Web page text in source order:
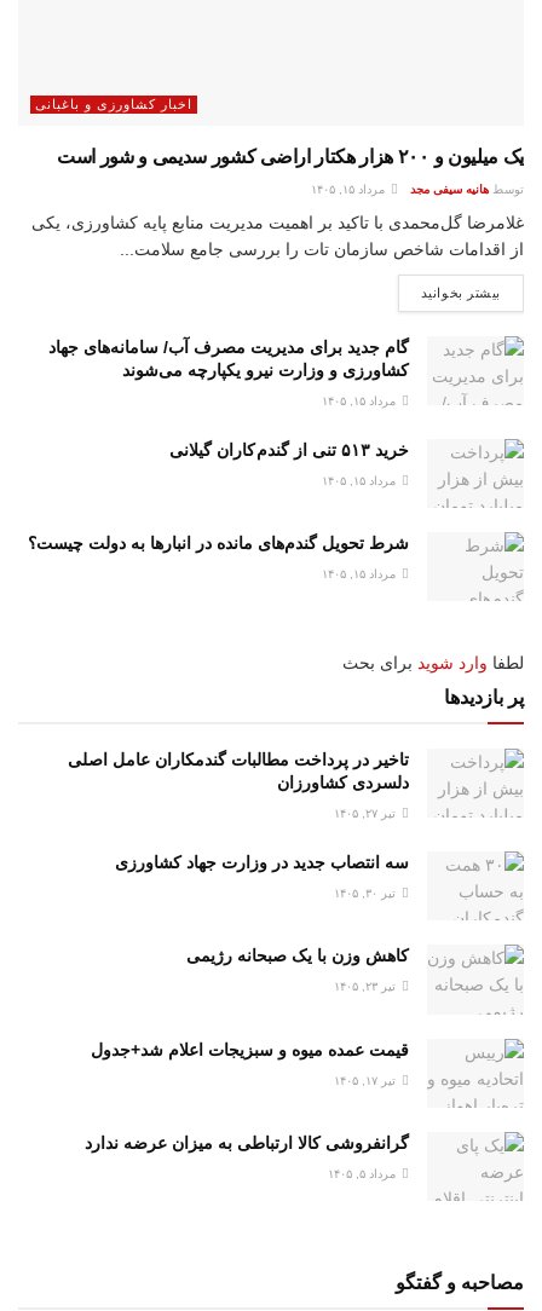
اخبار کشاورزی و باغبانی
یک میلیون و ۲۰۰ هزار هکتار اراضی کشور سدیمی و شور است
توسط هانیه سیفی مجد مرداد ۱۵, ۱۴۰۵
غلامرضا گل‌محمدی با تاکید بر اهمیت مدیریت منابع پایه کشاورزی، یکی
از اقدامات شاخص سازمان تات را بررسی جامع سلامت...
بیشتر بخوانید
گام جدید برای مدیریت مصرف آب/ سامانه‌های جهاد
کشاورزی و وزارت نیرو یکپارچه می‌شوند
مرداد ۱۵, ۱۴۰۵
خرید ۵۱۳ تنی از گندم کاران گیلانی
مرداد ۱۵, ۱۴۰۵
شرط تحویل گندم‌های مانده در انبار‌ها به دولت چیست؟
مرداد ۱۵, ۱۴۰۵
لطفا وارد شوید برای بحث
پر بازدیدها
تاخیر در پرداخت مطالبات گندمکاران عامل اصلی
دلسردی کشاورزان
تیر ۲۷, ۱۴۰۵
سه انتصاب جدید در وزارت جهاد کشاورزی
تیر ۳۰, ۱۴۰۵
کاهش وزن با یک صبحانه رژیمی
تیر ۲۳, ۱۴۰۵
قیمت عمده میوه و سبزیجات اعلام شد+جدول
تیر ۱۷, ۱۴۰۵
گرانفروشی کالا ارتباطی به میزان عرضه ندارد
مرداد ۵, ۱۴۰۵
مصاحبه و گفتگو